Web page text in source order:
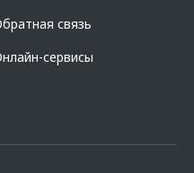
автомобиля у дилера» на
АО Альфа-Банк. ИНН
не является публичной
связь
сервисы